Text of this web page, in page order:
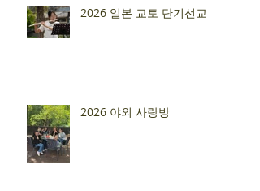
2026 일본 교토 단기선교
2026 야외 사랑방